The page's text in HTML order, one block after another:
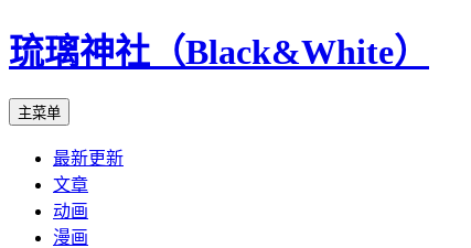
琉璃神社（Black&White）
搜
主菜单
正
文
最新更新
文章
动画
漫画